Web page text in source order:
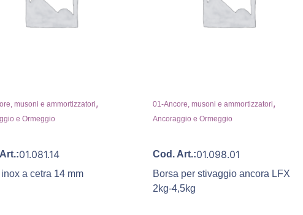
musoni e ammortizzatori,
e Ormeggio
01.081.14
a cetra 14 mm
01-Ancore, musoni e ammortizzatori,
Ancoraggio e Ormeggio
Cod. Art.:01.098.01
Borsa per stivaggio ancora LFX
2kg-4,5kg